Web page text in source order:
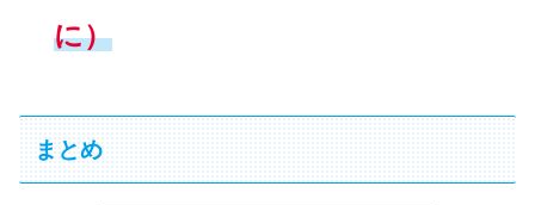
に）
まとめ